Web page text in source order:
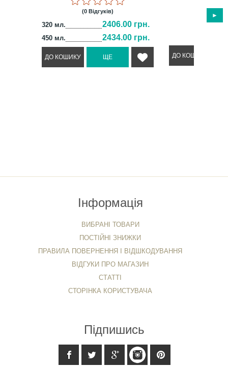
(0 Відгуків)
320 мл. 2406.00 грн.
450 мл. 2434.00 грн.
(0
1390
Інформація
ВИБРАНІ ТОВАРИ
ПОСТІЙНІ ЗНИЖКИ
ПРАВИЛА ПОВЕРНЕННЯ І ВІДШКОДУВАННЯ
ВІДГУКИ ПРО МАГАЗИН
СТАТТІ
СТОРІНКА КОРИСТУВАЧА
Підпишись